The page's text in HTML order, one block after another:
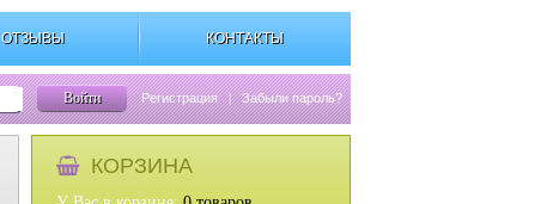
ОТЗЫВЫ КОНТАКТЫ
Войти Регистрация | Забыли пароль?
КОРЗИНА